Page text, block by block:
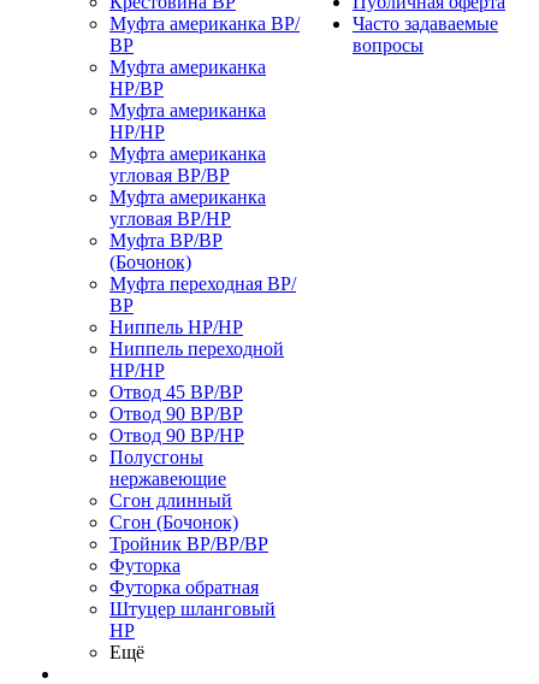
Муфта американка ВР/
ВР
Муфта американка
НР/ВР
Муфта американка
НР/НР
Муфта американка
угловая ВР/ВР
Муфта американка
угловая ВР/НР
Муфта ВР/ВР
(Бочонок)
Муфта переходная ВР/
ВР
Ниппель НР/НР
Ниппель переходной
НР/НР
Отвод 45 ВР/ВР
Отвод 90 ВР/ВР
Отвод 90 ВР/НР
Полусгоны
нержавеющие
Сгон длинный
Сгон (Бочонок)
Тройник ВР/ВР/ВР
Футорка
Футорка обратная
Штуцер шланговый
НР
Ещё
Часто задаваемые
вопросы